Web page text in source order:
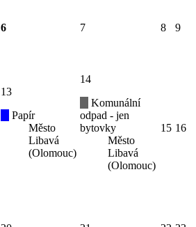
6 7 8 9
13
Papír
Město
Libavá
(Olomouc)
14
Komunální
odpad - jen
bytovky
Město
Libavá
(Olomouc)
15 16